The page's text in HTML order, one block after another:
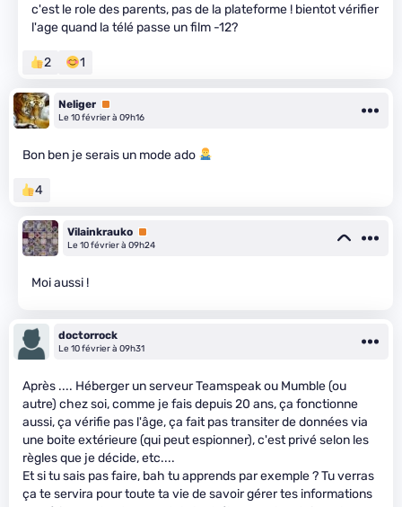
c'est le role des parents, pas de la plateforme ! bientot vérifier
l'age quand la télé passe un film -12?
2 1
Neliger Premium
Le 10 février à 09h16
Bon ben je serais un mode ado
4
Vilainkrauko Premium
Le 10 février à 09h24
Moi aussi !
doctorrock
Le 10 février à 09h31
Après .... Héberger un serveur Teamspeak ou Mumble (ou
autre) chez soi, comme je fais depuis 20 ans, ça fonctionne
aussi, ça vérifie pas l'âge, ça fait pas transiter de données via
une boite extérieure (qui peut espionner), c'est privé selon les
règles que je décide, etc....
Et si tu sais pas faire, bah tu apprends par exemple ? Tu verras
ça te servira pour toute ta vie de savoir gérer tes informations